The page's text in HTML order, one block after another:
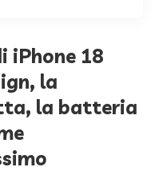
iPhone 18
la
la batteria